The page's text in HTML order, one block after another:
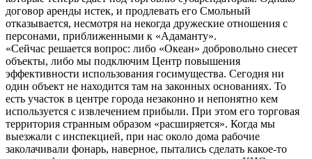
договор аренды истек, и продлевать его Смольный
отказывается, несмотря на некогда дружеские отношения с
персонами, приближенными к «Адаманту».
«Сейчас решается вопрос: либо «Океан» добровольно снесет
объекты, либо мы подключим Центр повышения
эффективности использования госимущества. Сегодня ни
один объект не находится там на законных основаниях. То
есть участок в центре города незаконно и непонятно кем
используется с извлечением прибыли. При этом его торговая
территория странным образом «расширяется». Когда мы
выезжали с инспекцией, при нас около дома рабочие
заколачивали фонарь, наверное, пытались сделать какое-то